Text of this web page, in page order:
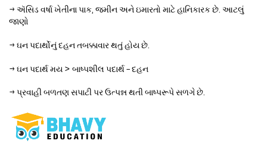
→ ઍસિડ વર્ષા ખેતીના પાક, જમીન અને ઇમારતો માટે હાનિકારક છે. આટલું
જાણો
→ ઘન પદાર્થોનું દહન તબક્કાવાર થતું હોય છે.
→ ઘન પદાર્થ મય > બાષ્પશીલ પદાર્થ – દહન
→ પ્રવાહી બળતણ સપાટી પર ઉત્પન્ન થતી બાષ્પરૂપે સળગે છે.